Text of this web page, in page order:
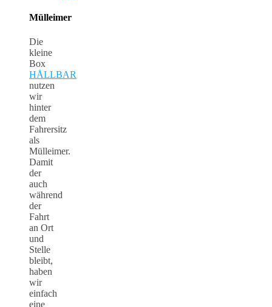
Mülleimer
Die
kleine
Box
HÅLLBAR
nutzen
wir
hinter
dem
Fahrersitz
als
Mülleimer.
Damit
der
auch
während
der
Fahrt
an Ort
und
Stelle
bleibt,
haben
wir
einfach
eine